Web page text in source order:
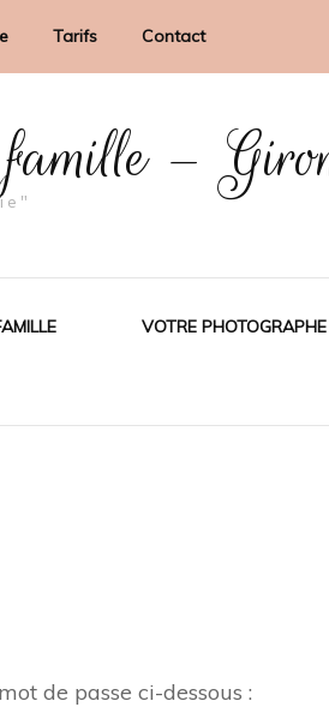
Tarifs Contact
famille –
VOTRE PHOTOGRAPHE
de passe ci-dessous :